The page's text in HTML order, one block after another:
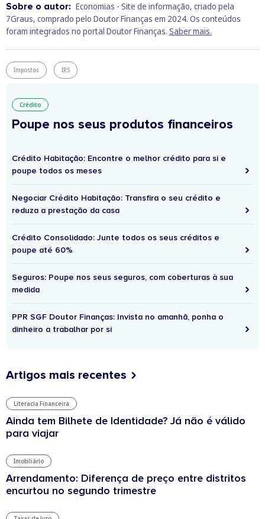
Sobre o autor: Economias - Site de informação, criado pela
7Graus, comprado pelo Doutor Finanças em 2024. Os conteúdos
foram integrados no portal Doutor Finanças. Saber mais.
Impostos IRS
Crédito
Poupe nos seus produtos financeiros
Crédito Habitação: Encontre o melhor crédito para si e
poupe todos os meses
Negociar Crédito Habitação: Transfira o seu crédito e
reduza a prestação da casa
Crédito Consolidado: Junte todos os seus créditos e
poupe até 60%
Seguros: Poupe nos seus seguros, com coberturas à sua
medida
PPR SGF Doutor Finanças: Invista no amanhã, ponha o
dinheiro a trabalhar por si
Artigos mais recentes
Literacia Financeira
Ainda tem Bilhete de Identidade? Já não é válido
para viajar
Imobiliário
Arrendamento: Diferença de preço entre distritos
encurtou no segundo trimestre